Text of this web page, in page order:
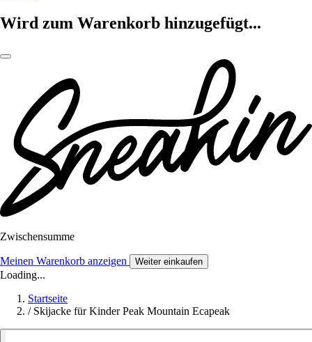
Wird zum Warenkorb hinzugefügt...
Zwischensumme
Meinen Warenkorb anzeigen Weiter einkaufen
Loading...
Startseite
/ Skijacke für Kinder Peak Mountain Ecapeak